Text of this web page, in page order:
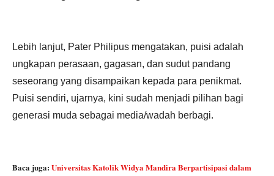
Lebih lanjut, Pater Philipus mengatakan, puisi adalah
ungkapan perasaan, gagasan, dan sudut pandang
seseorang yang disampaikan kepada para penikmat.
Puisi sendiri, ujarnya, kini sudah menjadi pilihan bagi
generasi muda sebagai media/wadah berbagi.
Baca juga: Universitas Katolik Widya Mandira Berpartisipasi dalam